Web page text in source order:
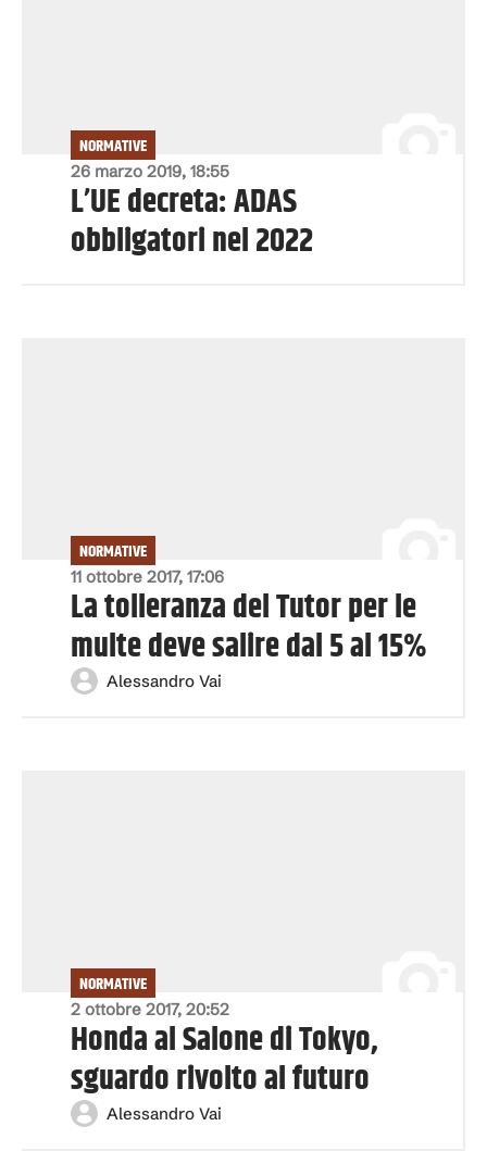
26 marzo 2019, 18:55
NORMATIVE
L’UE decreta: ADAS
obbligatori nel 2022
11 ottobre 2017, 17:06
NORMATIVE
La tolleranza del Tutor per le
multe deve salire dal 5 al 15%
Alessandro Vai
2 ottobre 2017, 20:52
NORMATIVE
Honda al Salone di Tokyo,
sguardo rivolto al futuro
Alessandro Vai